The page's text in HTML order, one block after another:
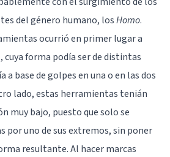
del género humano, losHomo.
ocurrió en primer lugar a
cuya forma podía ser de distintas
a base de golpes en una o en las dos
lado, estas herramientas tenián
muy bajo, puesto que solo se
por uno de sus extremos, sin poner
resultante. Al hacer marcas